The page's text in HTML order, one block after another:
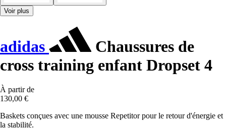
Voir plus
adidas
Chaussures de
cross training enfant Dropset 4
À partir de
130,00 €
Baskets conçues avec une mousse Repetitor pour le retour d'énergie et
la stabilité.